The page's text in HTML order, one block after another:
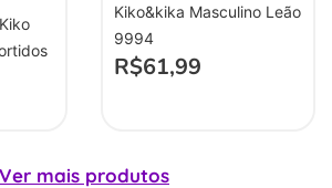
Kiko&kika Masculino Leão
9994
R$61,99
Ver mais produtos